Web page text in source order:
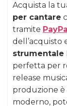
Acquista la
per cantare
tramite
dell’acquisto
strumentale
perfetta per
release
produzione
moderno,